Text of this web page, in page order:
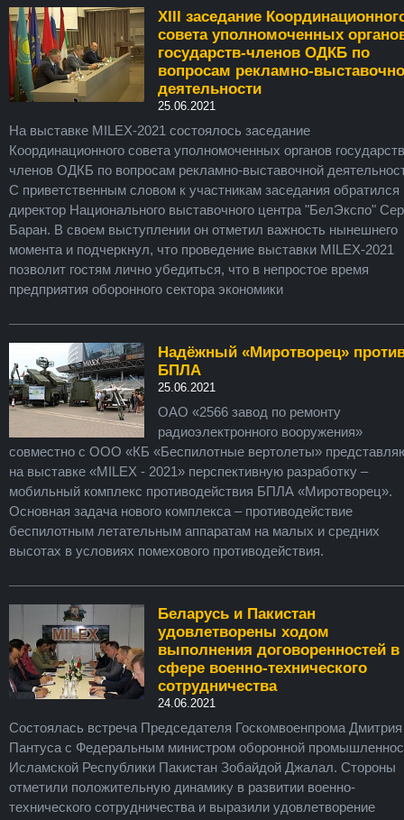
XIII заседание
совета уполномоченных
государств-членов ОДКБ по
вопросам рекламно-
деятельности
25.06.2021
На выставке MILEX-2021 состоялось заседание
Координационного совета уполномоченных органов
членов ОДКБ по вопросам рекламно-выставочной
С приветственным словом к участникам заседания обратился
директор Национального выставочного центра "БелЭкспо"
Баран. В своем выступлении он отметил важность нынешнего
момента и подчеркнул, что проведение выставки MILEX-2021
позволит гостям лично убедиться, что в непростое время
предприятия оборонного сектора экономики
Надёжный «Миротворец»
БПЛА
25.06.2021
ОАО «2566 завод по ремонту
радиоэлектронного вооружения»
совместно с ООО «КБ «Беспилотные вертолеты»
на выставке «MILEX - 2021» перспективную разработку –
мобильный комплекс противодействия БПЛА «Миротворец».
Основная задача нового комплекса – противодействие
беспилотным летательным аппаратам на малых и средних
высотах в условиях помехового противодействия.
Беларусь и Пакистан
удовлетворены ходом
выполнения договоренностей в
сфере военно-технического
сотрудничества
24.06.2021
Состоялась встреча Председателя Госкомвоенпрома Дмитрия
Пантуса с Федеральным министром оборонной
Исламской Республики Пакистан Зобайдой Джалал. Стороны
отметили положительную динамику в развитии военно-
технического сотрудничества и выразили удовлетворение